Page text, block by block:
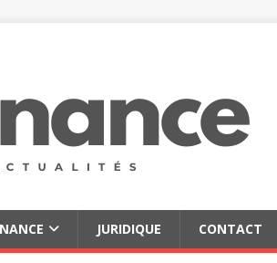
JURIDIQUE CONTACT